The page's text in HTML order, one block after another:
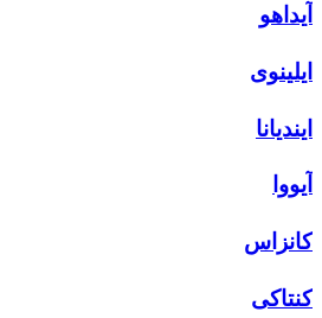
آیداهو
ایلینوی
ایندیانا
آیووا
کانزاس
کنتاکی